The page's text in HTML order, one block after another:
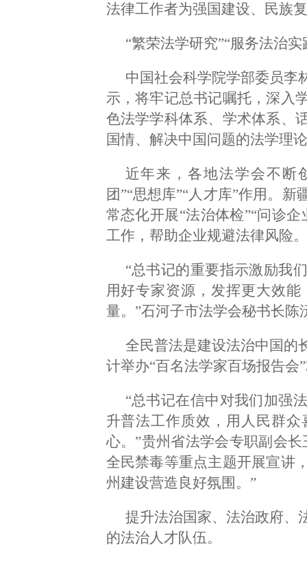
法律工作者为强国建设、民族
“繁荣法学研究”“服务法治
中国社会科学院学部委员李
示，将牢记总书记嘱托，深入
色法学学科体系、学术体系、
国情、解决中国问题的法学理
近年来，各地法学会不断
团”“思想库”“人才库”作用。
常态化开展“法治体检”“问诊
工作，帮助企业规避法律风险。
“总书记的重要指示激励我
用好专家资源，发挥更大效
量。”石河子市法学会秘书长陈
全民普法是建设法治中国的
计举办“百名法学家百场报告会
“总书记在信中对我们加强
升普法工作质效，用人民群
心。”贵州省法学会专职副会
全民禁毒等重点主题开展宣讲
州建设营造良好氛围。”
提升法治国家、法治政府、
的法治人才队伍。